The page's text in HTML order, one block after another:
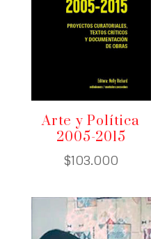
Arte y Política
2005-2015
$103.000